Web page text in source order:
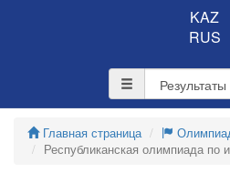
KAZ
RUS
Главная страница
Республиканская олимпиада по